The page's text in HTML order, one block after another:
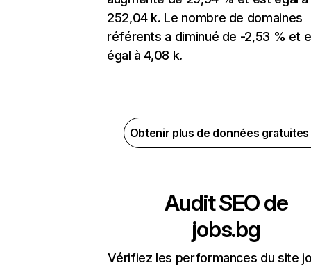
252,04 k. Le nombre de domaines
référents a diminué de -2,53 % et
égal à 4,08 k.
Obtenir plus de données
Audit SEO de
jobs.bg
Vérifiez les performances du site